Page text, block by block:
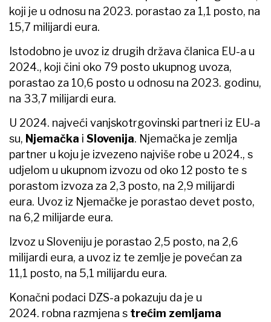
koji je u odnosu na 2023. porastao za 1,1 posto, na
15,7 milijardi eura.
Istodobno je uvoz iz drugih država članica EU-a u
2024., koji čini oko 79 posto ukupnog uvoza,
porastao za 10,6 posto u odnosu na 2023. godinu,
na 33,7 milijardi eura.
U 2024. najveći vanjskotrgovinski partneri iz EU-a
su, Njemačka i Slovenija. Njemačka je zemlja
partner u koju je izvezeno najviše robe u 2024., s
udjelom u ukupnom izvozu od oko 12 posto te s
porastom izvoza za 2,3 posto, na 2,9 milijardi
eura. Uvoz iz Njemačke je porastao devet posto,
na 6,2 milijarde eura.
Izvoz u Sloveniju je porastao 2,5 posto, na 2,6
milijardi eura, a uvoz iz te zemlje je povećan za
11,1 posto, na 5,1 milijardu eura.
Konačni podaci DZS-a pokazuju da je u
2024. robna razmjena s trećim zemljama